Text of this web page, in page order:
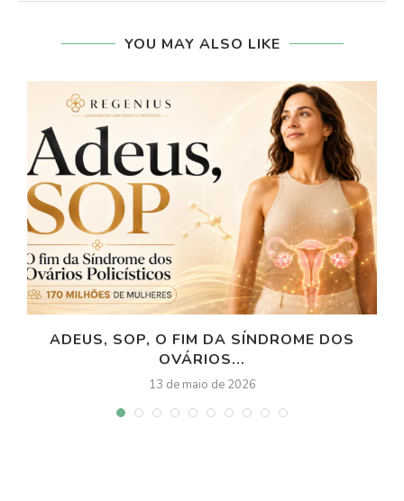
YOU MAY ALSO LIKE
ADEUS, SOP, O FIM DA SÍNDROME DOS
OVÁRIOS...
13 de maio de 2026